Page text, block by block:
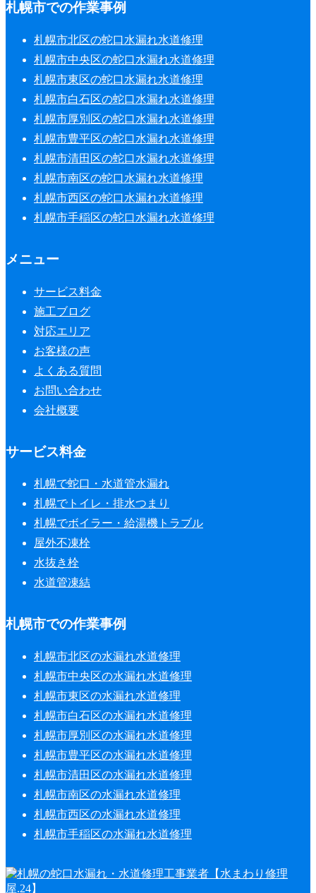
札幌市での作業事例
札幌市北区の蛇口水漏れ水道修理
札幌市中央区の蛇口水漏れ水道修理
札幌市東区の蛇口水漏れ水道修理
札幌市白石区の蛇口水漏れ水道修理
札幌市厚別区の蛇口水漏れ水道修理
札幌市豊平区の蛇口水漏れ水道修理
札幌市清田区の蛇口水漏れ水道修理
札幌市南区の蛇口水漏れ水道修理
札幌市西区の蛇口水漏れ水道修理
札幌市手稲区の蛇口水漏れ水道修理
メニュー
サービス料金
施工ブログ
対応エリア
お客様の声
よくある質問
お問い合わせ
会社概要
サービス料金
札幌で蛇口・水道管水漏れ
札幌でトイレ・排水つまり
札幌でボイラー・給湯機トラブル
屋外不凍栓
水抜き栓
水道管凍結
札幌市での作業事例
札幌市北区の水漏れ水道修理
札幌市中央区の水漏れ水道修理
札幌市東区の水漏れ水道修理
札幌市白石区の水漏れ水道修理
札幌市厚別区の水漏れ水道修理
札幌市豊平区の水漏れ水道修理
札幌市清田区の水漏れ水道修理
札幌市南区の水漏れ水道修理
札幌市西区の水漏れ水道修理
札幌市手稲区の水漏れ水道修理